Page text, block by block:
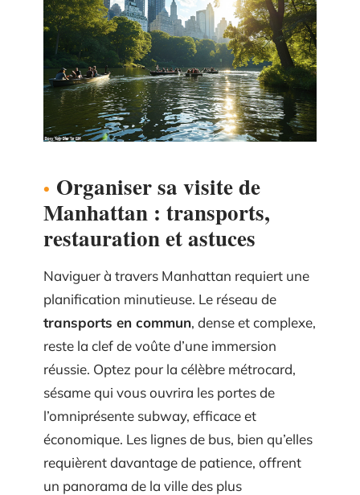
Organiser sa visite de
Manhattan : transports,
restauration et astuces
Naviguer à travers Manhattan requiert une
planification minutieuse. Le réseau de
transports en commun, dense et complexe,
reste la clef de voûte d’une immersion
réussie. Optez pour la célèbre métrocard,
sésame qui vous ouvrira les portes de
l’omniprésente subway, efficace et
économique. Les lignes de bus, bien qu’elles
requièrent davantage de patience, offrent
un panorama de la ville des plus